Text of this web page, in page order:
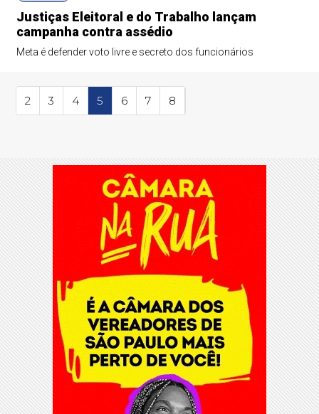
Justiças Eleitoral e do Trabalho lançam
campanha contra assédio
Meta é defender voto livre e secreto dos funcionários
2 3 4 5 6 7 8